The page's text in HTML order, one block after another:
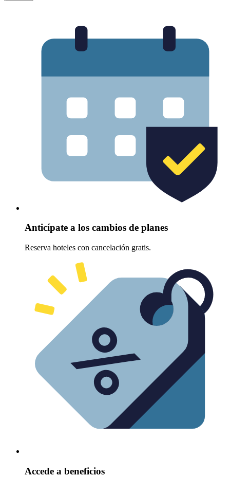
Anticípate a los cambios de planes
Reserva hoteles con cancelación gratis.
Accede a beneficios